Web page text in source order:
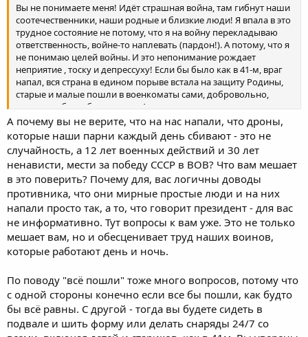
Вы не понимаете меня! Идёт страшная война, там гибнут наши
соотечественники, наши родные и близкие люди! Я впала в это
трудное состояние не потому, что я на войну перекладываю
ответственность, войне-то наплевать (пардон!). А потому, что я
не понимаю целей войны. И это непонимание рождает
неприятие , тоску и депрессуху! Если бы было как в 41-м, враг
напал, вся страна в едином порыве встала на защиту Родины,
старые и малые пошли в военкоматы сами, добровольно,
тогда мне было бы понятно. А так я не понимаю и не
принимаю.
А почему вы не верите, что на нас напали, что дроны,
которые наши парни каждый день сбивают - это не
случайность, а 12 лет военных действий и 30 лет
ненависти, мести за победу СССР в ВОВ? Что вам мешает
в это поверить? Почему для, вас логичны доводы
противника, что они мирные простые люди и на них
напали просто так, а то, что говорит президент - для вас
не информативно. Тут вопросы к вам уже. Это не только
мешает вам, но и обесценивает труд наших воинов,
которые работают день и ночь.
По поводу "всё пошли" тоже много вопросов, потому что
с одной стороны конечно если все бы пошли, как будто
бы всё равны. С другой - тогда вы будете сидеть в
подвале и шить форму или делать снаряды 24/7 со